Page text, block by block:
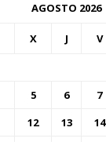
AGOSTO 2026
X J V
5 6 7
12 13 14